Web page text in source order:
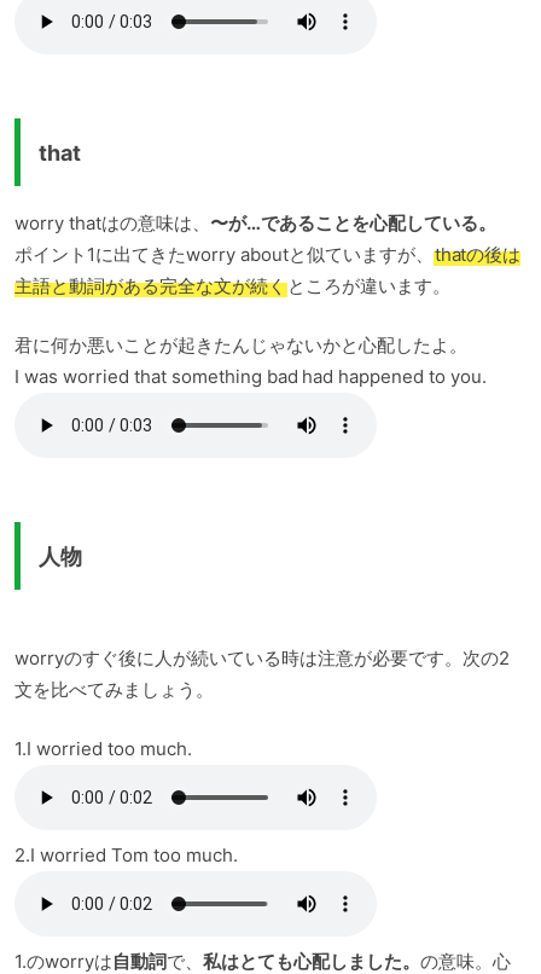
that
worry thatはの意味は、 〜が…であることを心配している。
ポイント1に出てきたworry aboutと似ていますが、 thatの後は
主語と動詞がある完全な文が続くところが違います。
君に何か悪いことが起きたんじゃないかと心配したよ。
I was worried that something bad had happened to you.
人物
worryのすぐ後に人が続いている時は注意が必要です。次の2
文を比べてみましょう。
1.I worried too much.
2.I worried Tom too much.
1.のworryは自動詞で、 私はとても心配しました。 の意味。心